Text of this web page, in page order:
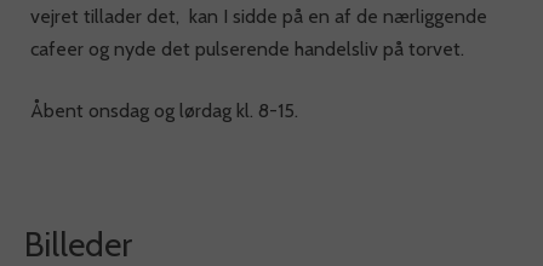
vejret tillader det, kan I sidde på en af de nærliggende
cafeer og nyde det pulserende handelsliv på torvet.
Åbent onsdag og lørdag kl. 8-15.
Billeder